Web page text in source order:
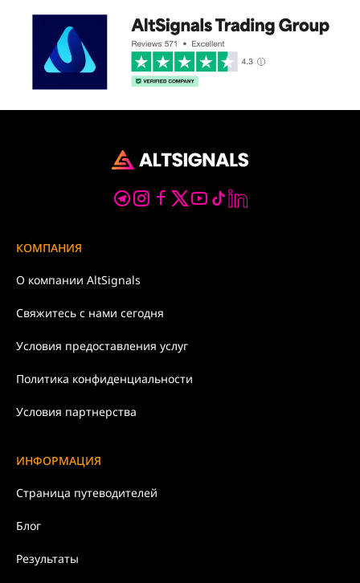
КОМПАНИЯ
О компании AltSignals
Свяжитесь с нами сегодня
Условия предоставления услуг
Политика конфиденциальности
Условия партнерства
ИНФОРМАЦИЯ
Страница путеводителей
Блог
Результаты